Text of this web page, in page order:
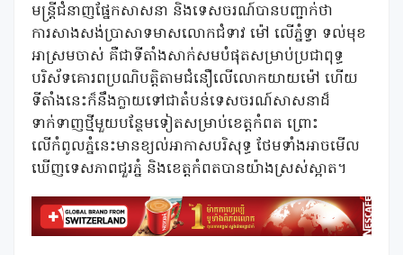
មន្ត្រីជំនាញផ្នែកសាសនា និងទេសចរណ៍បានបញ្ជាក់ថា
ការសាងសង់ប្រាសាទមាសលោកជំទាវ ម៉ៅ លើភ្នំទ្វា ទល់មុខ
អាស្រមចាស់ គឺជាទីតាំងសាក់សមបំផុតសម្រាប់ប្រជាពុទ្ធ
បរិស័ទគោរពប្រណិបត្តិតាមជំនឿលើលោកយាយម៉ៅ ហើយ
ទីតាំងនេះក៏នឹងក្លាយទៅជាតំបន់ទេសចរណ៍សាសនាដ៏
ទាក់ទាញថ្មីមួយបន្ថែមទៀតសម្រាប់ខេត្តកំពត ព្រោះ
លើកំពូលភ្នំនេះមានខ្យល់អាកាសបរិសុទ្ធ ថែមទាំងអាចមើល
ឃើញទេសភាពជួរភ្នំ និងខេត្តកំពតបានយ៉ាងស្រស់ស្អាត។